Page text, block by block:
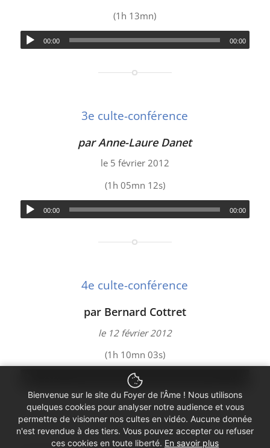
(1h 13mn)
00:00 00:00
3e culte-conférence
par Anne-Laure Danet
le 5 février 2012
(1h 05mn 12s)
00:00 00:00
4e culte-conférence
par Bernard Cottret
le 12 février 2012
(1h 10mn 03s)
Bienvenue sur le site du Foyer de l'Âme ! Nous utilisons
quelques cookies pour analyser notre audience et vous
permettre de visionner nos cultes en vidéo. Aucune donnée
n'est revendue à des tiers. Vous pouvez accepter ou refuser
ces cookies en toute liberté. En savoir plus